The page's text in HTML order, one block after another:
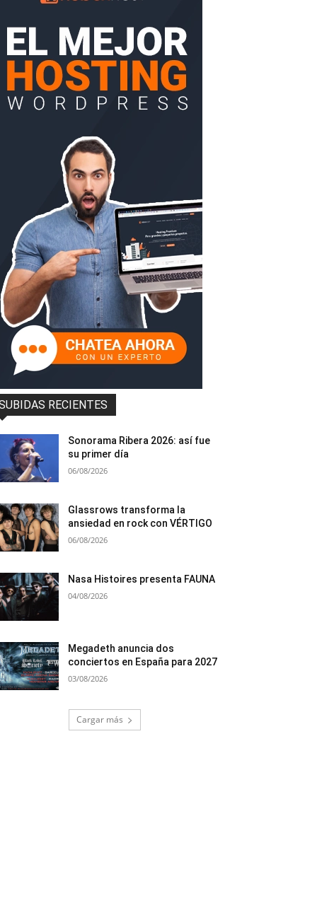
RECIENTES
Sonorama Ribera 2026: así fue
su primer día
06/08/2026
Glassrows transforma la
ansiedad en rock con VÉRTIGO
06/08/2026
Nasa Histoires presenta FAUNA
04/08/2026
Megadeth anuncia dos
conciertos en España para 2027
03/08/2026
Cargar más